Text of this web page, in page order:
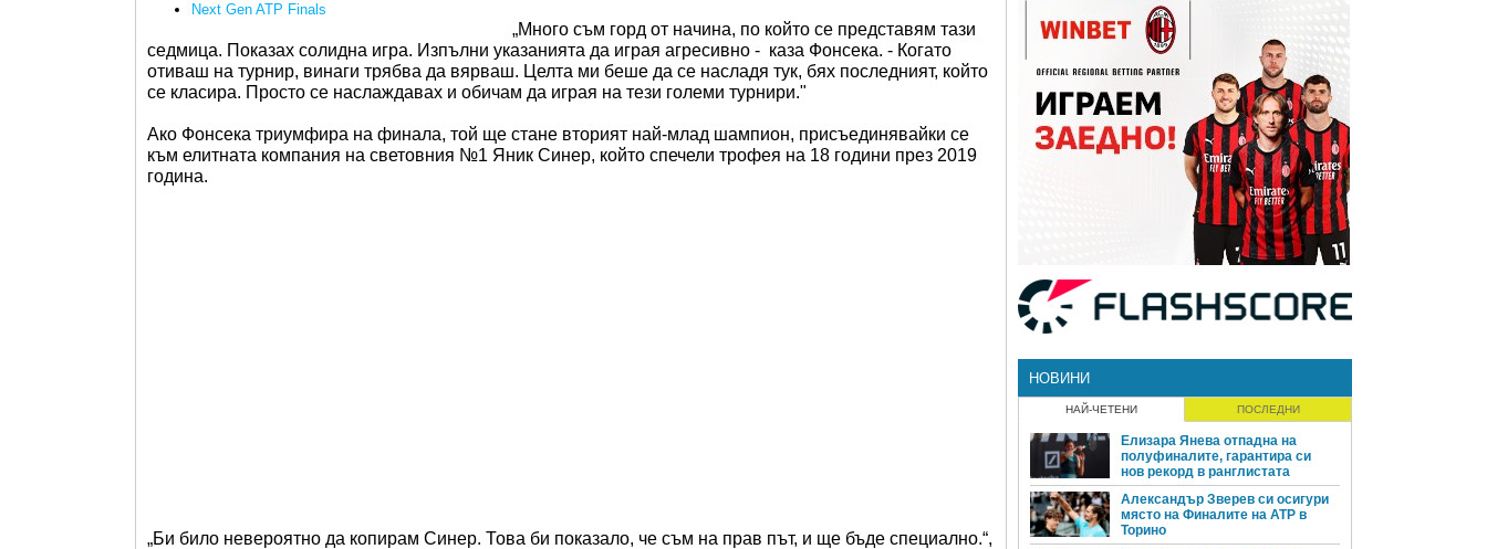
Next Gen ATP Finals
„Много съм горд от начина, по който се представям тази
седмица. Показах солидна игра. Изпълни указанията да играя агресивно - каза Фонсека. - Когато
отиваш на турнир, винаги трябва да вярваш. Целта ми беше да се насладя тук, бях последният, който
се класира. Просто се наслаждавах и обичам да играя на тези големи турнири."
Ако Фонсека триумфира на финала, той ще стане вторият най-млад шампион, присъединявайки се
към елитната компания на световния №1 Яник Синер, който спечели трофея на 18 години през 2019
година.
„Би било невероятно да копирам Синер. Това би показало, че съм на прав път, и ще бъде специално.“,
НОВИНИ
НАЙ-ЧЕТЕНИ ПОСЛЕДНИ
Елизара Янева отпадна на
полуфиналите, гарантира си
нов рекорд в ранглистата
Александър Зверев си осигури
място на Финалите на ATP в
Торино